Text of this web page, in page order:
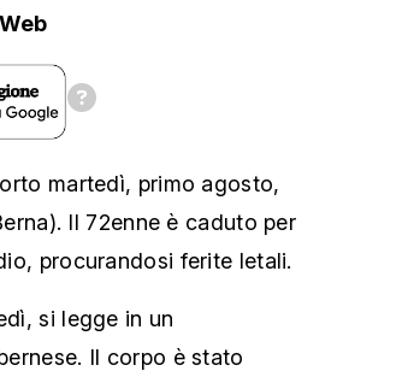
martedì, primo agosto,
Il 72enne è caduto per
procurandosi ferite letali.
si legge in un
Il corpo è stato